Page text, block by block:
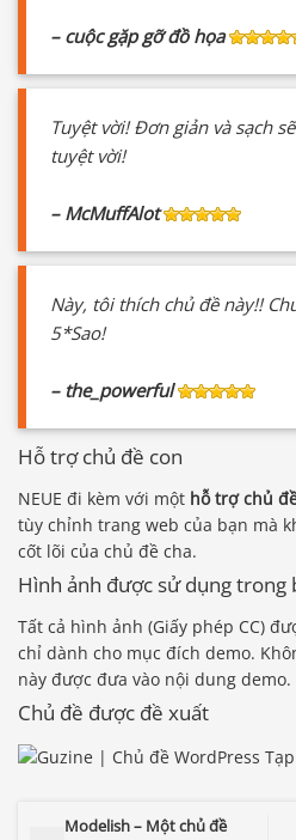
– cuộc gặp gỡ đồ họa
Tuyệt vời! Đơn giản và sạch
tuyệt vời!
– McMuffAlot
Này, tôi thích chủ đề này!!
5*Sao!
– the_powerful
Hỗ trợ chủ đề con
NEUE đi kèm với một hỗ trợ chủ
tùy chỉnh trang web của bạn mà
cốt lõi của chủ đề cha.
Hình ảnh được sử dụng trong
Tất cả hình ảnh (Giấy phép CC)
chỉ dành cho mục đích demo.
này được đưa vào nội dung demo.
Chủ đề được đề xuất
Modelish – Một chủ đề